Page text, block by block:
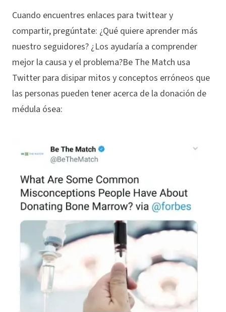
Cuando encuentres enlaces para twittear y
compartir, pregúntate: ¿Qué quiere aprender más
nuestro seguidores? ¿Los ayudaría a comprender
mejor la causa y el problema?Be The Match usa
Twitter para disipar mitos y conceptos erróneos que
las personas pueden tener acerca de la donación de
médula ósea: